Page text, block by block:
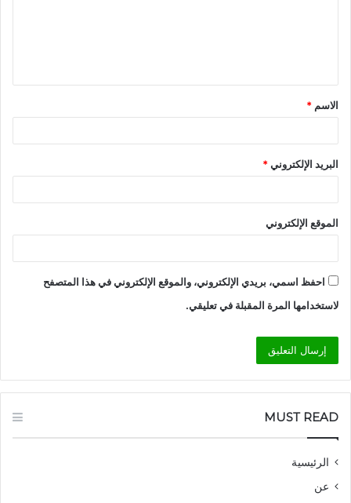
ق
*
الاسم *
البريد الإلكتروني*
الموقع الإلكتروني
احفظ اسمي، بريدي الإلكتروني، والموقع الإلكتروني في هذا المتصفح
لاستخدامها المرة المقبلة في تعليقي.
MUST READ
الرئيسية
عن